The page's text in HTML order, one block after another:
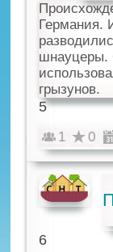
Германия.
шнауцеры.
грызунов.
5
1 0
6